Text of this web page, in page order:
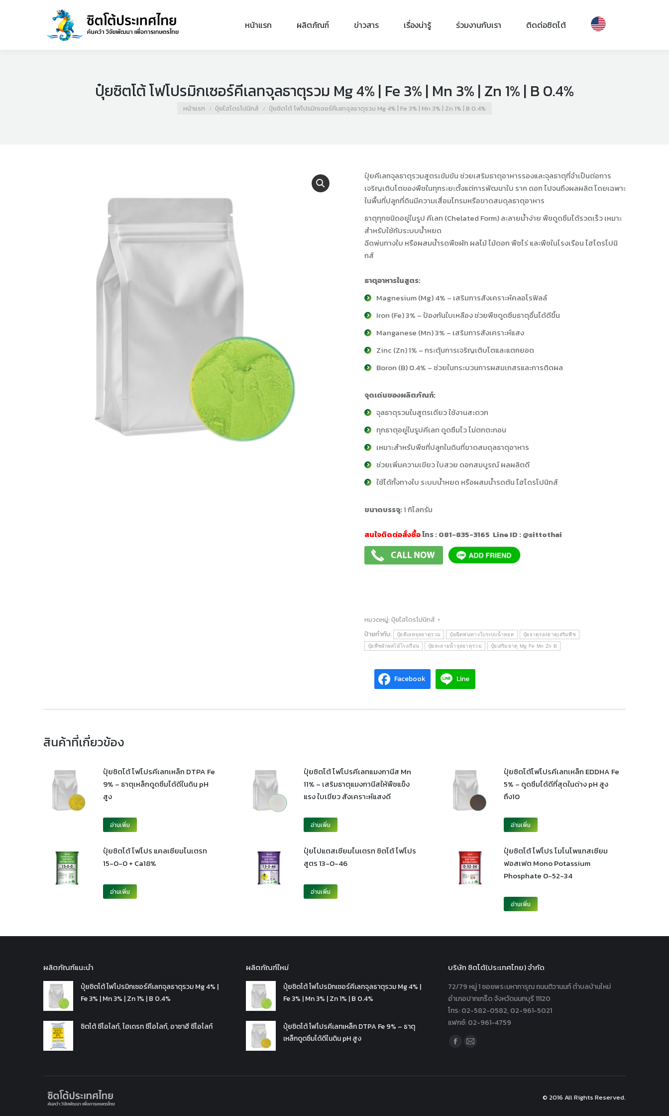
หน้าแรก ผลิตภัณฑ์ ข่าวสาร เรื่องน่ารู้ ร่วมงานกับเรา ติดต่อซิตโต้
ปุ๋ยซิตโต้ โฟโปรมิกเซอร์คีเลทจุลธาตุรวม Mg 4% | Fe 3% | Mn 3% | Zn 1% | B 0.4%
You are here:
หน้าแรก ปุ๋ยไฮโดรโปนิกส์ ปุ๋ยซิตโต้ โฟโปรมิกเซอร์คีเลทจุลธาตุรวม Mg 4% | Fe 3% | Mn 3% | Zn 1% | B 0.4%
ปุ๋ยคีเลทจุลธาตุรวมสูตรเข้มข้น ช่วยเสริมธาตุอาหารรองและจุลธาตุที่จำเป็นต่อการ
เจริญเติบโตของพืชในทุกระยะตั้งแต่การพัฒนาใบ ราก ดอก ไปจนถึงผลผลิต โดยเฉพาะ
ในพื้นที่ปลูกที่ดินมีความเสื่อมโทรมหรือขาดสมดุลธาตุอาหาร
ธาตุทุกชนิดอยู่ในรูป คีเลท (Chelated Form) ละลายน้ำง่าย พืชดูดซึมได้รวดเร็ว เหมาะ
สำหรับใช้กับระบบน้ำหยด
ฉีดพ่นทางใบ หรือผสมน้ำรดพืชผัก ผลไม้ ไม้ดอก พืชไร่ และพืชในโรงเรือน ไฮโดรโปนิ
กส์
ธาตุอาหารในสูตร:
Magnesium (Mg) 4% – เสริมการสังเคราะห์คลอโรฟิลล์
Iron (Fe) 3% – ป้องกันใบเหลือง ช่วยพืชดูดซึมธาตุอื่นได้ดีขึ้น
Manganese (Mn) 3% – เสริมการสังเคราะห์แสง
Zinc (Zn) 1% – กระตุ้นการเจริญเติบโตและแตกยอด
Boron (B) 0.4% – ช่วยในกระบวนการผสมเกสรและการติดผล
จุดเด่นของผลิตภัณฑ์:
จุลธาตุรวมในสูตรเดียว ใช้งานสะดวก
ทุกธาตุอยู่ในรูปคีเลท ดูดซึมไว ไม่ตกตะกอน
เหมาะสำหรับพืชที่ปลูกในดินที่ขาดสมดุลธาตุอาหาร
ช่วยเพิ่มความเขียว ใบสวย ดอกสมบูรณ์ ผลผลิตดี
ใช้ได้ทั้งทางใบ ระบบน้ำหยด หรือผสมน้ำรดต้น ไฮโดรโปนิกส์
ขนาดบรรจุ:1 กิโลกรัม
สนใจติดต่อสั่งซื้อโทร : 081-835-3165 Line ID : @sittothai
หมวดหมู่: ปุ๋ยไฮโดรโปนิกส์
ป้ายกำกับ:
ปุ๋ยคีเลทจุลธาตุรวม ปุ๋ยฉีดพ่นทางใบระบบน้ำหยด ปุ๋ยธาตุรองธาตุเสริมพืช
ปุ๋ยพืชผักผลไม้โรงเรือน ปุ๋ยละลายน้ำจุลธาตุรวม ปุ๋ยเสริมธาตุ Mg Fe Mn Zn B
Facebook Line
สินค้าที่เกี่ยวข้อง
ปุ๋ยซิตโต้ โฟโปรคีเลทเหล็ก DTPA Fe
9% – ธาตุเหล็กดูดซึมได้ดีในดิน pH
สูง
อ่านเพิ่ม
ปุ๋ยซิตโต้ โฟโปรคีเลทแมงกานีส Mn
11% – เสริมธาตุแมงกานีสให้พืชแข็ง
แรง ใบเขียว สังเคราะห์แสงดี
อ่านเพิ่ม
ปุ๋ยซิตโต้โฟโปรคีเลทเหล็ก EDDHA Fe
5% – ดูดซึมได้ดีที่สุดในด่าง pH สูง
ถึง10
อ่านเพิ่ม
ปุ๋ยซิตโต้ โฟโปร แคลเซียมไนเตรท
15-0-0 + Ca18%
อ่านเพิ่ม
ปุ๋ยโปแตสเซียมไนเตรท ซิตโต้ โฟโปร
สูตร 13-0-46
อ่านเพิ่ม
ปุ๋ยซิตโต้ โฟโปร โมโนโพแทสเซียม
ฟอสเฟต Mono Potassium
Phosphate 0-52-34
อ่านเพิ่ม
ผลิตภัณฑ์แนะนำ
ปุ๋ยซิตโต้ โฟโปรมิกเซอร์คีเลทจุลธาตุรวม Mg 4% |
Fe 3% | Mn 3% | Zn 1% | B 0.4%
ซิตโต้ ซีโอไลท์, ไฮเดรท ซีโอไลท์, อาซาฮี ซีโอไลท์
ผลิตภัณฑ์ใหม่
ปุ๋ยซิตโต้ โฟโปรมิกเซอร์คีเลทจุลธาตุรวม Mg 4% |
Fe 3% | Mn 3% | Zn 1% | B 0.4%
ปุ๋ยซิตโต้ โฟโปรคีเลทเหล็ก DTPA Fe 9% – ธาตุ
เหล็กดูดซึมได้ดีในดิน pH สูง
บริษัท ซิตโต้(ประเทศไทย) จำกัด
72/79 หมู่ 1 ซอยพระมหาการุณ ถนนติวานนท์ ตำบลบ้านใหม่
อำเภอปากเกร็ด จังหวัดนนทบุรี 11120
โทร: 02-582-0582, 02-961-5021
แฟกซ์: 02-961-4759
Find us on:
Facebook
Mail
© 2016 All Rights Reserved.